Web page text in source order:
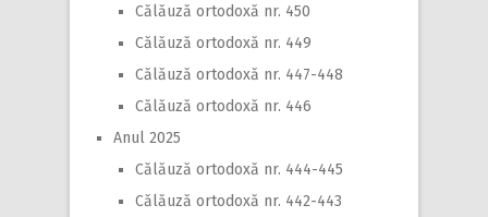
Călăuză ortodoxă nr. 450
Călăuză ortodoxă nr. 449
Călăuză ortodoxă nr. 447-448
Călăuză ortodoxă nr. 446
Anul 2025
Călăuză ortodoxă nr. 444-445
Călăuză ortodoxă nr. 442-443